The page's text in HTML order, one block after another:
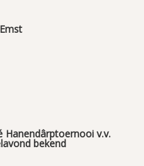
Hanendârptoernooi v.v.
bekend